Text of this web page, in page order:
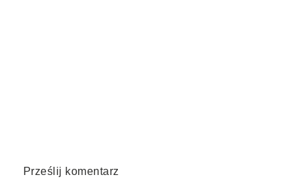
Prześlij komentarz